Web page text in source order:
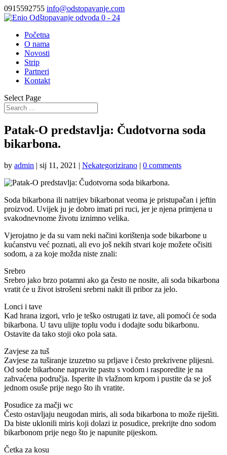
0915592755 info@odstopavanje.com
Početna
O nama
Novosti
Strip
Partneri
Kontakt
Select Page
Patak-O predstavlja: Čudotvorna soda
bikarbona.
by admin | sij 11, 2021 | Nekategorizirano | 0 comments
Soda bikarbona ili natrijev bikarbonat veoma je pristupačan i jeftin
proizvod. Uvijek ju je dobro imati pri ruci, jer je njena primjena u
svakodnevnome životu iznimno velika.
Vjerojatno je da su vam neki načini korištenja sode bikarbone u
kućanstvu već poznati, ali evo još nekih stvari koje možete očisiti
sodom, a za koje možda niste znali:
Srebro
Srebro jako brzo potamni ako ga često ne nosite, ali soda bikarbona
vratit će u život istrošeni srebrni nakit ili pribor za jelo.
Lonci i tave
Kad hrana izgori, vrlo je teško ostrugati iz tave, ali pomoći će soda
bikarbona. U tavu ulijte toplu vodu i dodajte sodu bikarbonu.
Ostavite da tako stoji oko pola sata.
Zavjese za tuš
Zavjese za tuširanje izuzetno su prljave i često prekrivene plijesni.
Od sode bikarbone napravite pastu s vodom i rasporedite je na
zahvaćena područja. Isperite ih vlažnom krpom i pustite da se još
jednom osuše prije nego što ih vratite.
Posudice za mačji wc
Često ostavljaju neugodan miris, ali soda bikarbona to može riješiti.
Da biste uklonili miris koji dolazi iz posudice, prekrijte dno sodom
bikarbonom prije nego što je napunite pijeskom.
Četka za kosu